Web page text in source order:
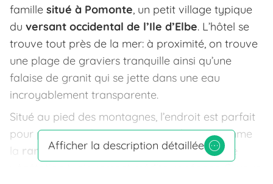
famille situé à Pomonte, un petit village typique
du versant occidental de l’Ile d’Elbe. L’hôtel se
trouve tout près de la mer: à proximité, on trouve
une plage de graviers tranquille ainsi qu’une
falaise de granit qui se jette dans une eau
incroyablement transparente.
Situé au pied des montagnes, l’endroit est parfait
pour pratiquer dessports en extérieur, comme
la randonnéesur des sentiers traversant une
Afficher la description détaillée